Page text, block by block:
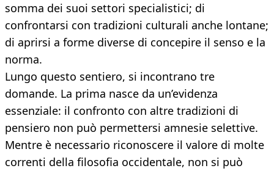
somma dei suoi settori specialistici; di
confrontarsi con tradizioni culturali anche lontane;
di aprirsi a forme diverse di concepire il senso e la
norma.
Lungo questo sentiero, si incontrano tre
domande. La prima nasce da un’evidenza
essenziale: il confronto con altre tradizioni di
pensiero non può permettersi amnesie selettive.
Mentre è necessario riconoscere il valore di molte
correnti della filosofia occidentale, non si può